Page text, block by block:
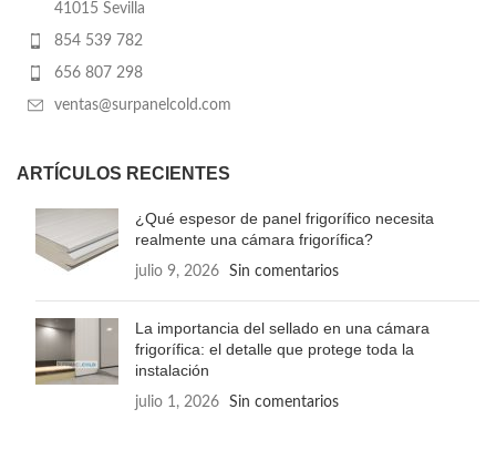
41015 Sevilla
854 539 782
656 807 298
ventas@surpanelcold.com
ARTÍCULOS RECIENTES
¿Qué espesor de panel frigorífico necesita
realmente una cámara frigorífica?
julio 9, 2026 Sin comentarios
La importancia del sellado en una cámara
frigorífica: el detalle que protege toda la
instalación
julio 1, 2026 Sin comentarios